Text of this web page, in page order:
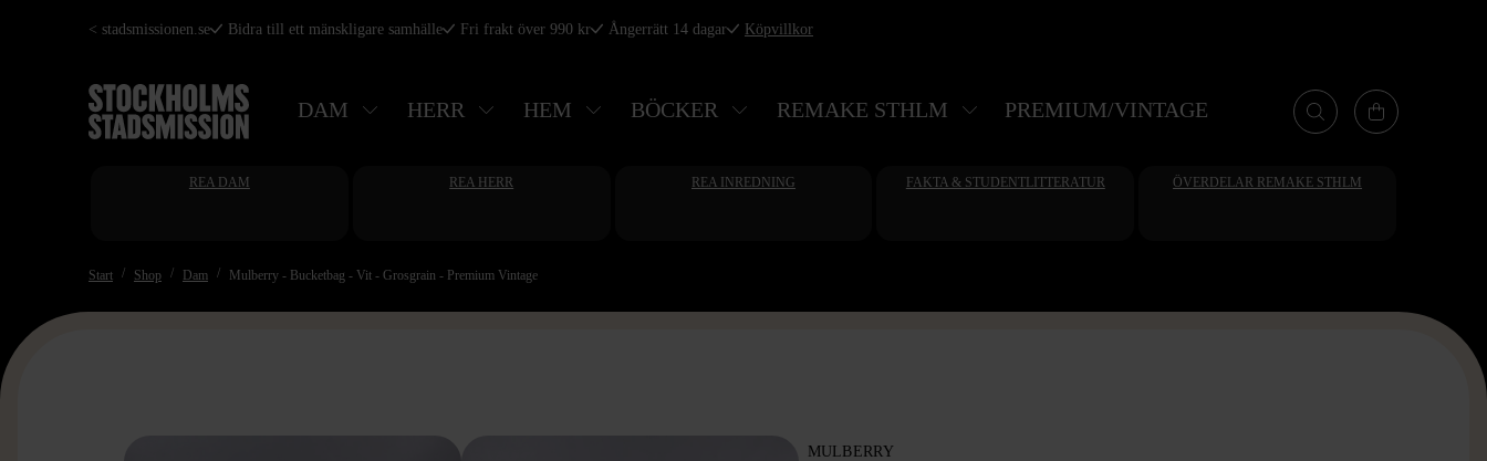
Hoppa
huvudinnehåll
< stadsmissionen.se Bidra till ett mänskligare samhälle Fri frakt över 990 kr Ångerrätt 14 dagar Köpvillkor
DAM HERR HEM BÖCKER REMAKE STHLM PREMIUM/VINTAGE
REA DAM REA HERR REA INREDNING FAKTA & STUDENTLITTERATUR ÖVERDELAR REMAKE STHLM
Start Shop Dam Mulberry - Bucketbag - Vit - Grosgrain - Premium Vintage
MULBERRY